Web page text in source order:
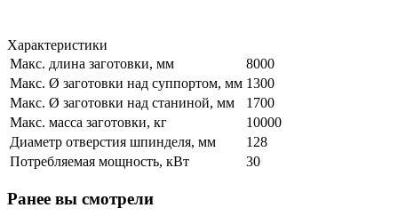
Характеристики
Макс. длина заготовки, мм
8000
Макс. Ø заготовки над суппортом, мм 1300
Макс. Ø заготовки над станиной, мм
1700
Макс. масса заготовки, кг
10000
Диаметр отверстия шпинделя, мм
128
Потребляемая мощность, кВт
30
Ранее вы смотрели